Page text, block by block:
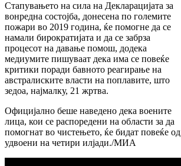
Стапувањето на сила на Декларацијата за
вонредна состојба, донесена по големите
пожари во 2019 година, ќе помогне да се
намали бирократијата и да се забрза
процесот на давање помош, додека
медиумите пишуваат дека има се повеќе
критики поради бавното реагирање на
австралиските власти на поплавите, што
зедоа, најмалку, 21 жртва.
Официјално беше наведено дека воените
лица, кои се распоредени на области за да
помогнат во чистењето, ќе бидат повеќе од
удвоени на четири илјади./МИА